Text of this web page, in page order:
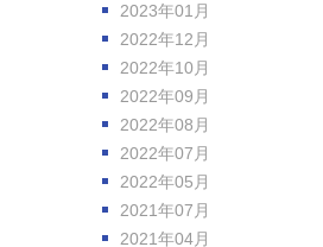
2023年01月
2022年12月
2022年10月
2022年09月
2022年08月
2022年07月
2022年05月
2021年07月
2021年04月